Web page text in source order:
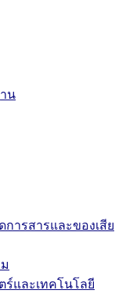
น
ารสารและของเสีย
ร์และเทคโนโลยี